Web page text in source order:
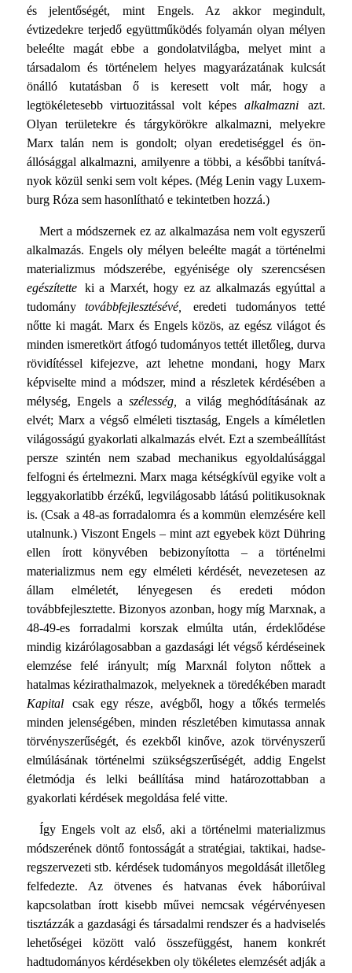
és jelentőségét, mint Engels. Az akkor megindult,
évtizedekre terjedő együttműködés folyamán olyan mélyen
beleélte magát ebbe a gondolatvilágba, melyet mint a
társadalom és történelem helyes magyarázatának kulcsát
önálló kutatásban ő is keresett volt már, hogy a
legtökéletesebb virtuozitással volt képes alkal­mazniazt.
Olyan területekre és tárgykörökre alkalmazni, me­lyekre
Marx talán nem is gondolt; olyan eredetiséggel és ön­
állósággal alkalmazni, amilyenre a többi, a későbbi tanítvá­
nyok közül senki sem volt képes. (Még Lenin vagy Luxem­
burg Róza sem hasonlítható e tekintetben hozzá.)
Mert a módszernek ez az alkalmazása nem volt egyszerű
al­kalmazás. Engels oly mélyen beleélte magát a történelmi
ma­terializmus módszerébe, egyénisége oly szerencsésen
egészí­tette ki a Marxét, hogy ez az alkalmazás egyúttal a
tudománytovábbfejlesztésévé,eredeti tudományos tetté
nőtte ki magát. Marx és Engels közös, az egész világot és
minden ismeret­kört átfogó tudományos tettét illetőleg, durva
rövidítéssel ki­fejezve, azt lehetne mondani, hogy Marx
képviselte mind a módszer, mind a részletek kérdésében a
mélység, Engels a szélesség,a világ meghódításának az
elvét; Marx a végső el­méleti tisztaság, Engels a kíméletlen
világosságú gyakorlati alkalmazás elvét. Ezt a szembeállítást
persze szintén nem sza­bad mechanikus egyoldalúsággal
felfogni és értelmezni. Marx maga kétségkívül egyike volt a
leggyakorlatibb érzékű, legvi­lágosabb látású politikusoknak
is. (Csak a 48-as forradalomra és a kommün elemzésére kell
utalnunk.) Viszont Engels – mint azt egyebek közt Dühring
ellen írott könyvében bebizo­nyította – a történelmi
materializmus nem egy elméleti kér­dését, nevezetesen az
állam elméletét, lényegesen és eredeti módon
továbbfejlesztette. Bizonyos azonban, hogy míg Marx­nak, a
48-49-es forradalmi korszak elmúlta után, érdeklődése
mindig kizárólagosabban a gazdasági lét végső kérdéseinek
elemzése felé irányult; míg Marxnál folyton nőttek a
hatalmas kézirathalmazok, melyeknek a töredékében maradt
Kapitalcsak egy része, avégből, hogy a tőkés termelés
minden jelenségében, minden részletében kimutassa annak
törvényszerű­ségét, és ezekből kinőve, azok törvényszerű
elmúlásának tör­ténelmi szükségszerűségét, addig Engelst
életmódja és lelki beállítása mind határozottabban a
gyakorlati kérdések meg­oldása felé vitte.
Így Engels volt az első, aki a történelmi materializmus
módszerének döntő fontosságát a stratégiai, taktikai, hadse­
regszervezeti stb. kérdések tudományos megoldását illetőleg
felfedezte. Az ötvenes és hatvanas évek háborúival
kapcsolat­ban írott kisebb művei nemcsak végérvényesen
tisztázzák a gazdasági és társadalmi rendszer és a hadviselés
lehetőségei között való összefüggést, hanem konkrét
hadtudományos kér­désekben oly tökéletes elemzését adják a